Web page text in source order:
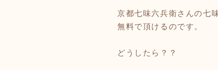
京都七味六兵衛さんの七
無料で頂けるのです。
どうしたら？？